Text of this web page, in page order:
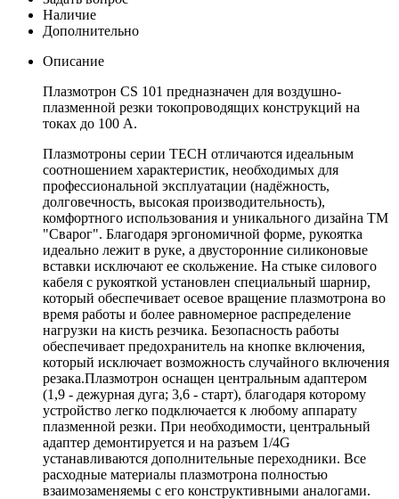
Наличие
Дополнительно
Описание
Плазмотрон CS 101 предназначен для воздушно-
плазменной резки токопроводящих конструкций на
токах до 100 А.
Плазмотроны серии TECH отличаются идеальным
соотношением характеристик, необходимых для
профессиональной эксплуатации (надёжность,
долговечность, высокая производительность),
комфортного использования и уникального дизайна ТМ
"Сварог". Благодаря эргономичной форме, рукоятка
идеально лежит в руке, а двусторонние силиконовые
вставки исключают ее скольжение. На стыке силового
кабеля с рукояткой установлен специальный шарнир,
который обеспечивает осевое вращение плазмотрона во
время работы и более равномерное распределение
нагрузки на кисть резчика. Безопасность работы
обеспечивает предохранитель на кнопке включения,
который исключает возможность случайного включения
резака.Плазмотрон оснащен центральным адаптером
(1,9 - дежурная дуга; 3,6 - старт), благодаря которому
устройство легко подключается к любому аппарату
плазменной резки. При необходимости, центральный
адаптер демонтируется и на разъем 1/4G
устанавливаются дополнительные переходники. Все
расходные материалы плазмотрона полностью
взаимозаменяемы с его конструктивными аналогами.